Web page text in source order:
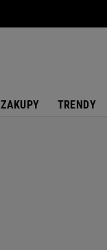
ZAKUPY TRENDY